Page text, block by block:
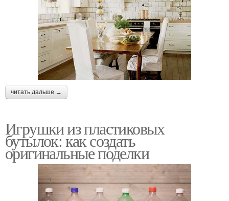
читать дальше →
Игрушки из пластиковых
бутылок: как создать
оригинальные поделки